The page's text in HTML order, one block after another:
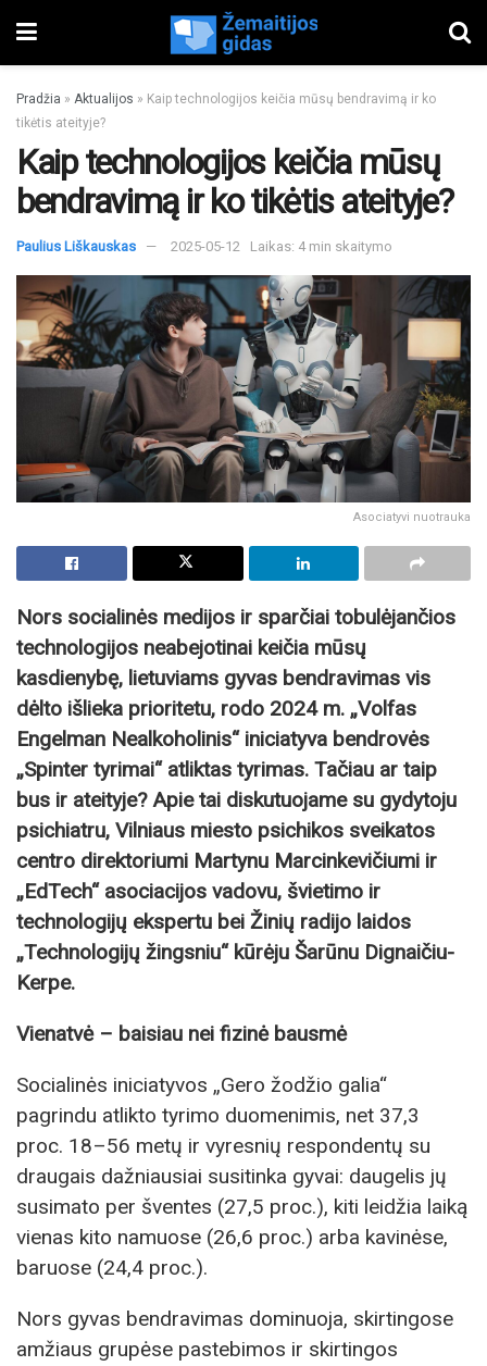
Pradžia » Aktualijos » Kaip technologijos keičia mūsų bendravimą ir ko
tikėtis ateityje?
Kaip technologijos keičia mūsų
bendravimą ir ko tikėtis ateityje?
Paulius Liškauskas 2025-05-12 Laikas: 4 min skaitymo
Asociatyvi nuotrauka
Nors socialinės medijos ir sparčiai tobulėjančios
technologijos neabejotinai keičia mūsų
kasdienybę, lietuviams gyvas bendravimas vis
dėlto išlieka prioritetu, rodo 2024 m. „Volfas
Engelman Nealkoholinis“ iniciatyva bendrovės
„Spinter tyrimai“ atliktas tyrimas. Tačiau ar taip
bus ir ateityje? Apie tai diskutuojame su gydytoju
psichiatru, Vilniaus miesto psichikos sveikatos
centro direktoriumi Martynu Marcinkevičiumi ir
„EdTech“ asociacijos vadovu, švietimo ir
technologijų ekspertu bei Žinių radijo laidos
„Technologijų žingsniu“ kūrėju Šarūnu Dignaičiu-
Kerpe.
Vienatvė – baisiau nei fizinė bausmė
Socialinės iniciatyvos „Gero žodžio galia“
pagrindu atlikto tyrimo duomenimis, net 37,3
proc. 18–56 metų ir vyresnių respondentų su
draugais dažniausiai susitinka gyvai: daugelis jų
susimato per šventes (27,5 proc.), kiti leidžia laiką
vienas kito namuose (26,6 proc.) arba kavinėse,
baruose (24,4 proc.).
Nors gyvas bendravimas dominuoja, skirtingose
amžiaus grupėse pastebimos ir skirtingos